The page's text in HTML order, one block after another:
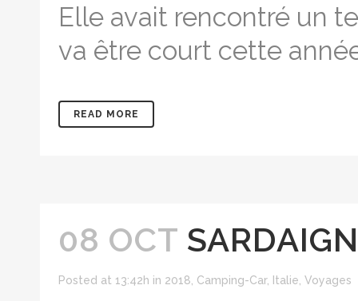
Elle avait rencontré un
va être court cette
READ MORE
08 OCT
Posted at 13:42h in 2018 Camping-Car, Italie Voyages